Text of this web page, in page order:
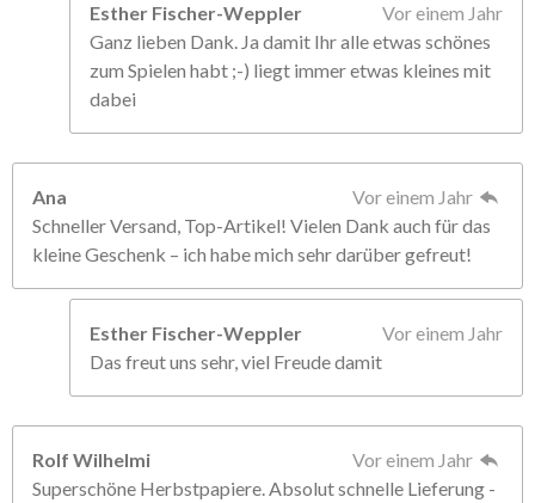
Esther Fischer-Weppler
Vor einem Jahr
Ganz lieben Dank. Ja damit Ihr alle etwas schönes
zum Spielen habt ;-) liegt immer etwas kleines mit
dabei
Ana
Vor einem Jahr
Schneller Versand, Top-Artikel! Vielen Dank auch für das
kleine Geschenk – ich habe mich sehr darüber gefreut!
Esther Fischer-Weppler
Vor einem Jahr
Das freut uns sehr, viel Freude damit
Rolf Wilhelmi
Vor einem Jahr
Superschöne Herbstpapiere. Absolut schnelle Lieferung -